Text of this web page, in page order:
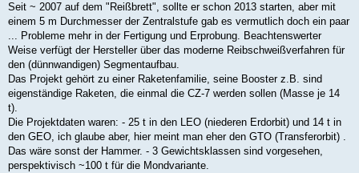
t
r
Seit ~ 2007 auf dem "Reißbrett", sollte er schon 2013 starten, aber mit
einem 5 m Durchmesser der Zentralstufe gab es vermutlich doch ein paar
... Probleme mehr in der Fertigung und Erprobung. Beachtenswerter
Weise verfügt der Hersteller über das moderne Reibschweißverfahren für
den (dünnwandigen) Segmentaufbau.
Das Projekt gehört zu einer Raketenfamilie, seine Booster z.B. sind
eigenständige Raketen, die einmal die CZ-7 werden sollen (Masse je 14
t).
Die Projektdaten waren: - 25 t in den LEO (niederen Erdorbit) und 14 t in
den GEO, ich glaube aber, hier meint man eher den GTO (Transferorbit) .
Das wäre sonst der Hammer. - 3 Gewichtsklassen sind vorgesehen,
perspektivisch ~100 t für die Mondvariante.